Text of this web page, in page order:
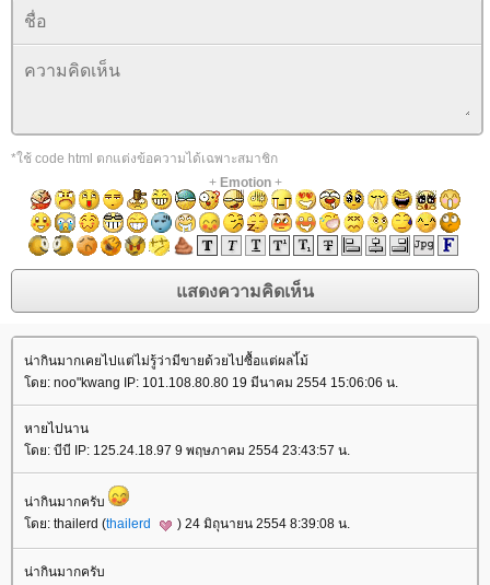
*ใช้ code html ตกแต่งข้อความได้เฉพาะสมาชิก
+ Emotion+
น่ากินมากเคยไปแต่ไม่รู้ว่ามีขายด้วยไปซื้อแต่ผลไ้ม้
ดย: noo"kwang IP: 101.108.80.80 19 มีนาคม 2554 15:06:06 น.
หายไปนาน
ดย: บีบี IP: 125.24.18.97 9 พฤษภาคม 2554 23:43:57 น.
น่ากินมากครับ
ดย: thailerd (thailerd ) 24 มิถุนายน 2554 8:39:08 น.
น่ากินมากครับ